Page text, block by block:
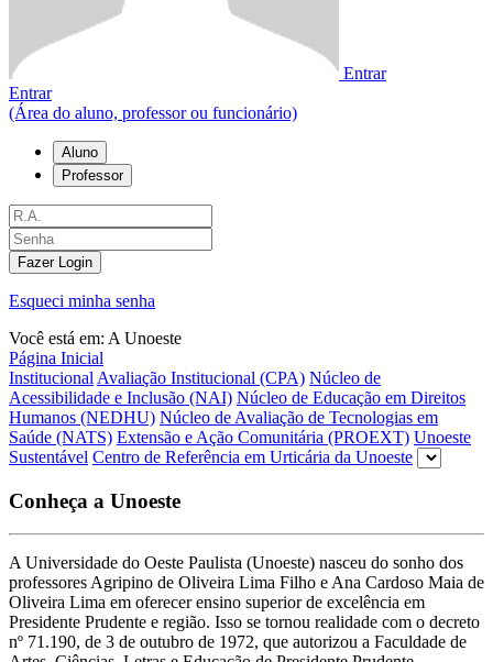
Entrar
Entrar
(Área do aluno, professor ou funcionário)
Aluno
Professor
Fazer Login
Esqueci minha senha
Você está em: A Unoeste
Página Inicial
Institucional Avaliação Institucional (CPA) Núcleo de
Acessibilidade e Inclusão (NAI) Núcleo de Educação em Direitos
Humanos (NEDHU) Núcleo de Avaliação de Tecnologias em
Saúde (NATS) Extensão e Ação Comunitária (PROEXT) Unoeste
Sustentável Centro de Referência em Urticária da Unoeste
Conheça a Unoeste
A Universidade do Oeste Paulista (Unoeste) nasceu do sonho dos
professores Agripino de Oliveira Lima Filho e Ana Cardoso Maia de
Oliveira Lima em oferecer ensino superior de excelência em
Presidente Prudente e região. Isso se tornou realidade com o decreto
nº 71.190, de 3 de outubro de 1972, que autorizou a Faculdade de